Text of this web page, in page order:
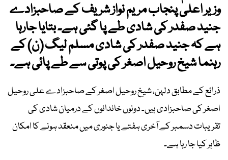
وزیر اعلیٰ پنجاب مریم نواز شریف کے صاحبزادے
جنید صفدر کی شادی طے پا گئی ہے۔ بتایا جارہا
ہے کہ جنید صفدر کی شادی مسلم لیگ (ن) کے
رہنما شیخ روحیل اصغر کی پوتی سے طے پائی ہے۔
ذرائع کے مطابق دلہن، شیخ روحیل اصغر کے صاحبزادے علی روحیل
اصغر کی صاحبزادی ہیں۔ دونوں خاندانوں کے درمیان شادی کی
تقریبات دسمبر کے آخری ہفتے یا جنوری میں منعقد ہونے کا امکان
ظاہر کیا جا رہا ہے۔